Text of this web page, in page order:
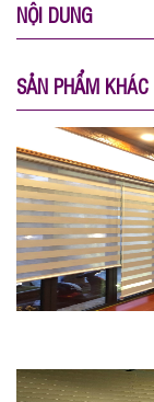
NỘI DUNG
SẢN PHẨM KHÁC